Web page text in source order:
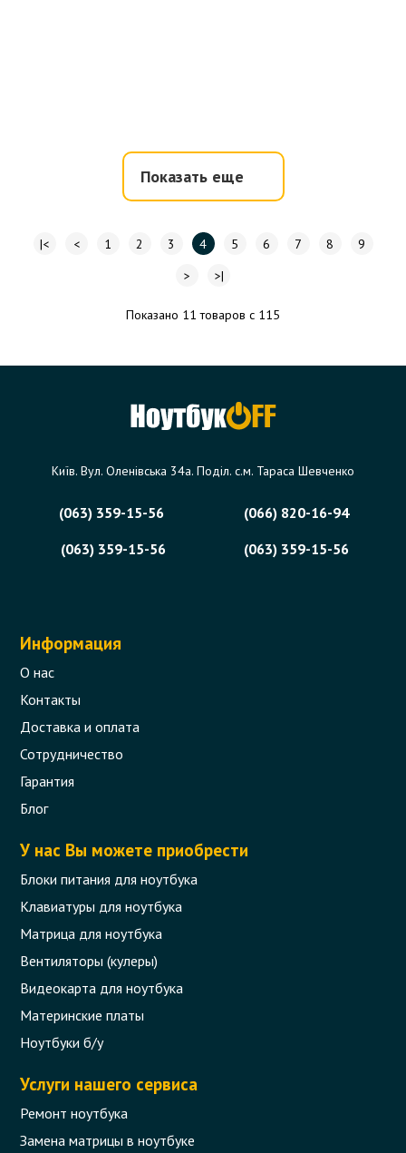
Показать еще
|< < 1 2 3 4 5 6 7 8
9
>
>|
Показано 11 товаров с 115
Київ. Вул. Оленівська 34а. Поділ. с.м. Тараса Шевченко
(063) 359-15-56
(066) 820-16-94
(063) 359-15-56
(063) 359-15-56
Информация
О нас
Контакты
Доставка и оплата
Сотрудничество
Гарантия
Блог
У нас Вы можете приобрести
Блоки питания для ноутбука
Клавиатуры для ноутбука
Матрица для ноутбука
Вентиляторы (кулеры)
Видеокарта для ноутбука
Материнские платы
Ноутбуки б/у
Услуги нашего сервиса
Ремонт ноутбука
Замена матрицы в ноутбуке